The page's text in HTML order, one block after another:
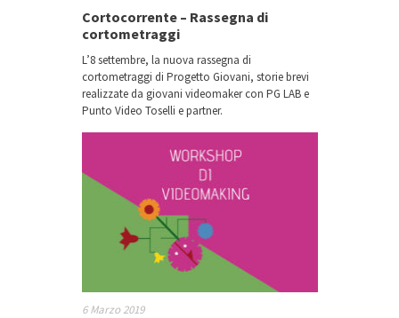
Cortocorrente – Rassegna di
cortometraggi
L’8 settembre, la nuova rassegna di
cortometraggi di Progetto Giovani, storie brevi
realizzate da giovani videomaker con PG LAB e
Punto Video Toselli e partner.
6 Marzo 2019